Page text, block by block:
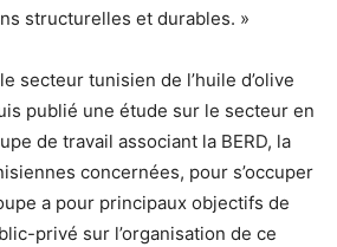
structurelles et durables. »
secteur tunisien de l’huile d’olive
publié une étude sur le secteur en
de travail associant la BERD, la
concernées, pour s’occuper
a pour principaux objectifs de
privé sur l’organisation de ce